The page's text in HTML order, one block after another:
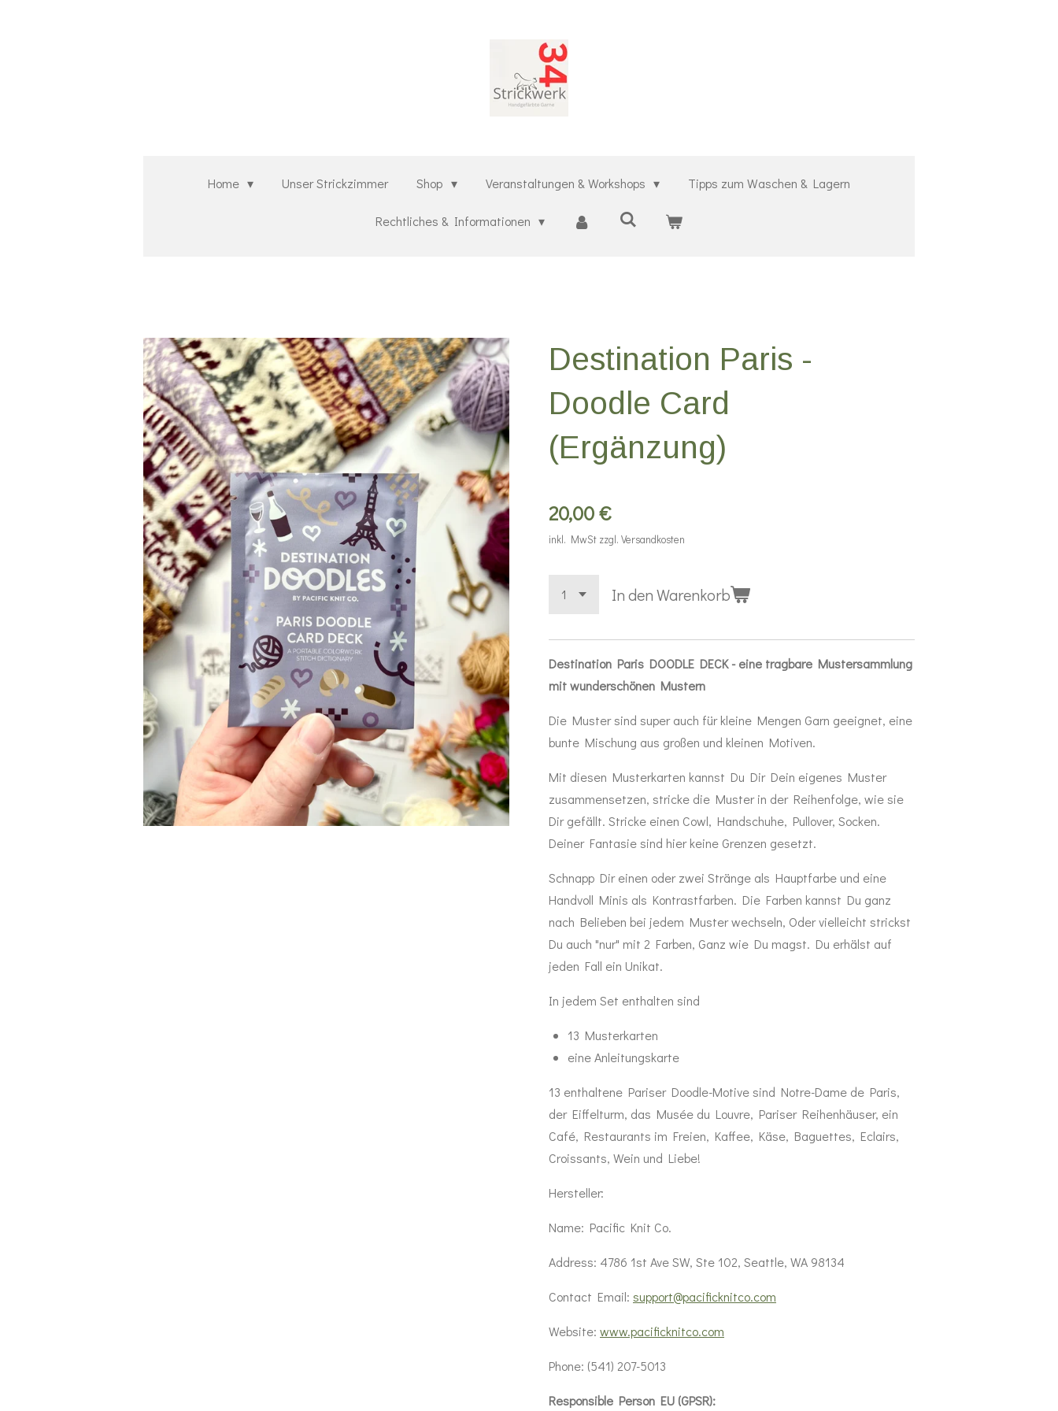
Home Unser Strickzimmer Shop Veranstaltungen & Workshops Tipps zum Waschen & Lagern
Rechtliches & Informationen
Destination Paris -
Doodle Card
(Ergänzung)
20,00 €
inkl. MwSt zzgl. Versandkosten
In den Warenkorb
Destination Paris DOODLE DECK - eine tragbare Mustersammlung
mit wunderschönen Mustern
Die Muster sind super auch für kleine Mengen Garn geeignet, eine
bunte Mischung aus großen und kleinen Motiven.
Mit diesen Musterkarten kannst Du Dir Dein eigenes Muster
zusammensetzen, stricke die Muster in der Reihenfolge, wie sie
Dir gefällt. Stricke einen Cowl, Handschuhe, Pullover, Socken.
Deiner Fantasie sind hier keine Grenzen gesetzt.
Schnapp Dir einen oder zwei Stränge als Hauptfarbe und eine
Handvoll Minis als Kontrastfarben. Die Farben kannst Du ganz
nach Belieben bei jedem Muster wechseln, Oder vielleicht strickst
Du auch "nur" mit 2 Farben, Ganz wie Du magst. Du erhälst auf
jeden Fall ein Unikat.
In jedem Set enthalten sind
13 Musterkarten
eine Anleitungskarte
13 enthaltene Pariser Doodle-Motivesind Notre-Dame de Paris,
der Eiffelturm, das Musée du Louvre, Pariser Reihenhäuser, ein
Café, Restaurants im Freien, Kaffee, Käse, Baguettes, Eclairs,
Croissants, Wein und Liebe!
Hersteller:
Name: Pacific Knit Co.
Address: 4786 1st Ave SW, Ste 102, Seattle, WA 98134
Contact Email: support@pacificknitco.com
Website: www.pacificknitco.com
Phone: (541) 207-5013
Responsible Person EU (GPSR):